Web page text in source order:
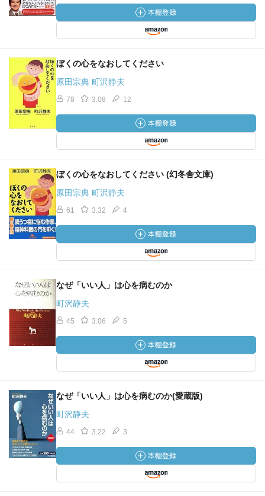
ぼくの心をなおしてください
原田宗典 町沢静夫
78 3.08 12
ぼくの心をなおしてください (幻冬舎文庫)
原田宗典 町沢静夫
61 3.32 4
なぜ「いい人」は心を病むのか
町沢静夫
45 3.06 5
なぜ「いい人」は心を病むのか(愛蔵版)
町沢静夫
44 3.22 3